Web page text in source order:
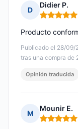
D
Didier P.
Nota: 5 de 5
Publicado el 28/09/
tras una compra de
Producto
Opinión traducida
M
Mounir E.
Nota: 5 de 5